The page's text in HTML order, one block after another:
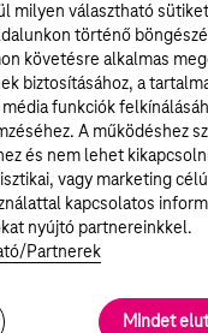
milyen választható
történő
követésre alkalmas
biztosításához, a
funkciók
A működéshez
és nem lehet
vagy marketing
kapcsolatos
nyújtó partnereinkkel.
Partnerek
Mindet